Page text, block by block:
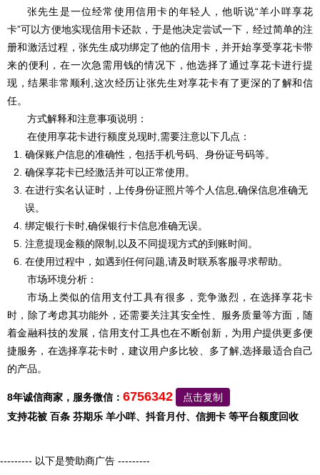
张先生是一位经常使用信用卡的年轻人，他听说“羊小咩享花
卡”可以方便地实现信用卡还款，于是他决定尝试一下，经过简单的注
册和激活过程，张先生成功绑定了他的信用卡，并开始享受享花卡带
来的便利，在一次急需用钱的情况下，他选择了通过享花卡进行提
现，结果非常顺利,这次经历让张先生对享花卡有了更深的了解和信
任。
方式解释和注意事项说明：
在使用享花卡进行额度兑现时,需要注意以下几点：
确保账户信息的准确性，包括手机号码、身份证号码等。
确保享花卡已经激活并可以正常使用。
在进行实名认证时，上传身份证照片等个人信息,确保信息准确无
误。
绑定银行卡时,确保银行卡信息准确无误。
注意提现金额的限制,以及不同提现方式的到账时间。
在使用过程中，如遇到任何问题,请及时联系客服寻求帮助。
市场环境分析：
市场上类似的信用支付工具有很多，竞争激烈，在选择享花卡
时，除了考虑其功能外，还需要关注其安全性、服务质量等方面，随
着金融科技的发展，信用支付工具也在不断创新，为用户提供更多便
捷服务，在选择享花卡时，建议用户多比较、多了解,选择最适合自己
的产品。
8年诚信商家，服务微信： 6756342
点击复制
支持花被 百条 芬期乐 羊小咩、抖音月付、信拥卡 等平台额度回收
--------- 以下是赞助商广告 ---------